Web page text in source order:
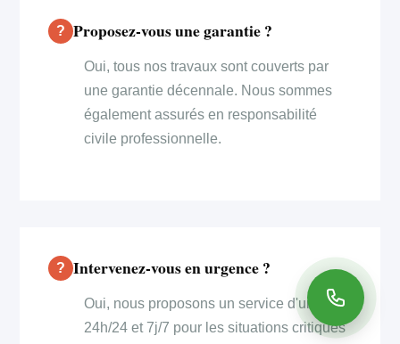
Proposez-vous une garantie ?
Oui, tous nos travaux sont couverts par
une garantie décennale. Nous sommes
également assurés en responsabilité
civile professionnelle.
Intervenez-vous en urgence ?
Oui, nous proposons un service d'urgence
24h/24 et 7j/7 pour les situations critiques